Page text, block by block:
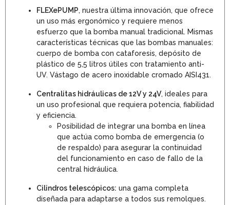
FLEXePUMP, nuestra última innovación, que ofrece
un uso más ergonómico y requiere menos
esfuerzo que la bomba manual tradicional. Mismas
características técnicas que las bombas manuales:
cuerpo de bomba con cataforesis, depósito de
plástico de 5,5 litros útiles con tratamiento anti-
UV. Vástago de acero inoxidable cromado AISI431.
Centralitas hidráulicas de 12V y 24V, ideales para
un uso profesional que requiera potencia, fiabilidad
y eficiencia.
Posibilidad de integrar una bomba en línea
que actúa como bomba de emergencia (o
de respaldo) para asegurar la continuidad
del funcionamiento en caso de fallo de la
central hidráulica.
Cilindros telescópicos: una gama completa
diseñada para adaptarse a todos sus remolques.